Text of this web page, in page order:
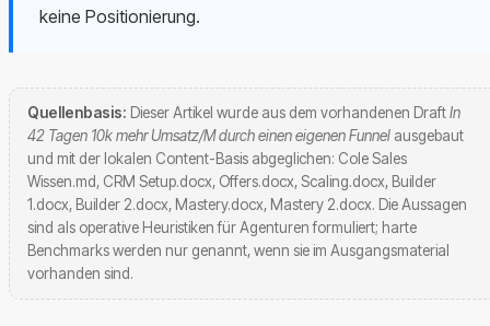
keine Positionierung.
Quellenbasis: Dieser Artikel wurde aus dem vorhandenen DraftIn
42 Tagen 10k mehr Umsatz/M durch einen eigenen Funnel ausgebaut
und mit der lokalen Content-Basis abgeglichen: Cole Sales
Wissen.md, CRM Setup.docx, Offers.docx, Scaling.docx, Builder
1.docx, Builder 2.docx, Mastery.docx, Mastery 2.docx. Die Aussagen
sind als operative Heuristiken für Agenturen formuliert; harte
Benchmarks werden nur genannt, wenn sie im Ausgangsmaterial
vorhanden sind.